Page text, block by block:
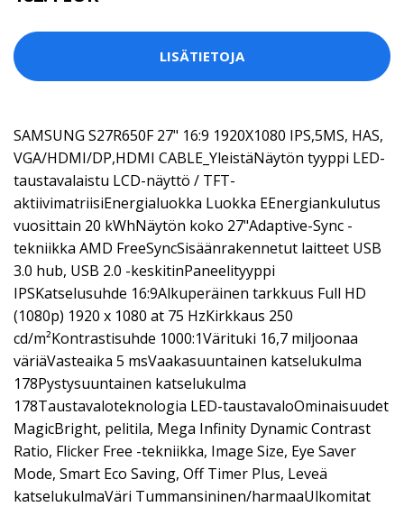
LISÄTIETOJA
SAMSUNG S27R650F 27" 16:9 1920X1080 IPS,5MS, HAS,
VGA/HDMI/DP,HDMI CABLE_YleistäNäytön tyyppi LED-
taustavalaistu LCD-näyttö / TFT-
aktiivimatriisiEnergialuokka Luokka EEnergiankulutus
vuosittain 20 kWhNäytön koko 27"Adaptive-Sync -
tekniikka AMD FreeSyncSisäänrakennetut laitteet USB
3.0 hub, USB 2.0 -keskitinPaneelityyppi
IPSKatselusuhde 16:9Alkuperäinen tarkkuus Full HD
(1080p) 1920 x 1080 at 75 HzKirkkaus 250
cd/m²Kontrastisuhde 1000:1Värituki 16,7 miljoonaa
väriäVasteaika 5 msVaakasuuntainen katselukulma
178Pystysuuntainen katselukulma
178Taustavaloteknologia LED-taustavaloOminaisuudet
MagicBright, pelitila, Mega Infinity Dynamic Contrast
Ratio, Flicker Free -tekniikka, Image Size, Eye Saver
Mode, Smart Eco Saving, Off Timer Plus, Leveä
katselukulmaVäri Tummansininen/harmaaUlkomitat